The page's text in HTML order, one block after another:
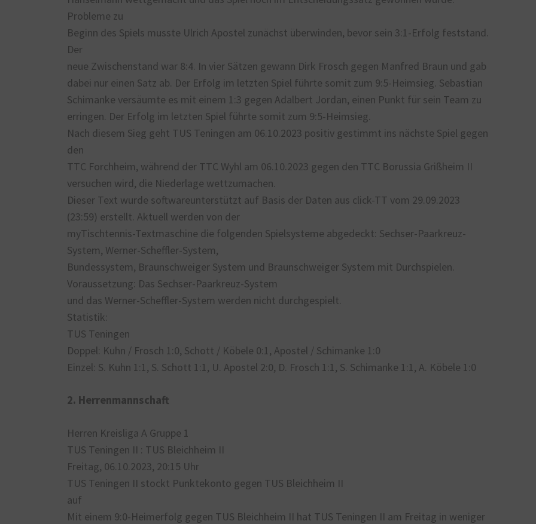
Probleme zu
Beginn des Spiels musste Ulrich Apostel zunächst überwinden, bevor sein 3:1-Erfolg feststand.
Der
neue Zwischenstand war 8:4. In vier Sätzen gewann Dirk Frosch gegen Manfred Braun und gab
dabei nur einen Satz ab. Der Erfolg im letzten Spiel führte somit zum 9:5-Heimsieg. Sebastian
Schimanke versäumte es mit einem 1:3 gegen Adalbert Jordan, einen Punkt für sein Team zu
erringen. Der Erfolg im letzten Spiel führte somit zum 9:5-Heimsieg.
Nach diesem Sieg geht TUS Teningen am 06.10.2023 positiv gestimmt ins nächste Spiel gegen
den
TTC Forchheim, während der TTC Wyhl am 06.10.2023 gegen den TTC Borussia Grißheim II
versuchen wird, die Niederlage wettzumachen.
Dieser Text wurde softwareunterstützt auf Basis der Daten aus click-TT vom 29.09.2023
(23:59) erstellt. Aktuell werden von der
myTischtennis-Textmaschine die folgenden Spielsysteme abgedeckt: Sechser-Paarkreuz-
System, Werner-Scheffler-System,
Bundessystem, Braunschweiger System und Braunschweiger System mit Durchspielen.
Voraussetzung: Das Sechser-Paarkreuz-System
und das Werner-Scheffler-System werden nicht durchgespielt.
Statistik:
TUS Teningen
Doppel: Kuhn / Frosch 1:0, Schott / Köbele 0:1, Apostel / Schimanke 1:0
Einzel: S. Kuhn 1:1, S. Schott 1:1, U. Apostel 2:0, D. Frosch 1:1, S. Schimanke 1:1, A. Köbele 1:0
2. Herrenmannschaft
Herren Kreisliga A Gruppe 1
TUS Teningen II : TUS Bleichheim II
Freitag, 06.10.2023, 20:15 Uhr
TUS Teningen II stockt Punktekonto gegen TUS Bleichheim II
auf
Mit einem 9:0-Heimerfolg gegen TUS Bleichheim II hat TUS Teningen II am Freitag in weniger